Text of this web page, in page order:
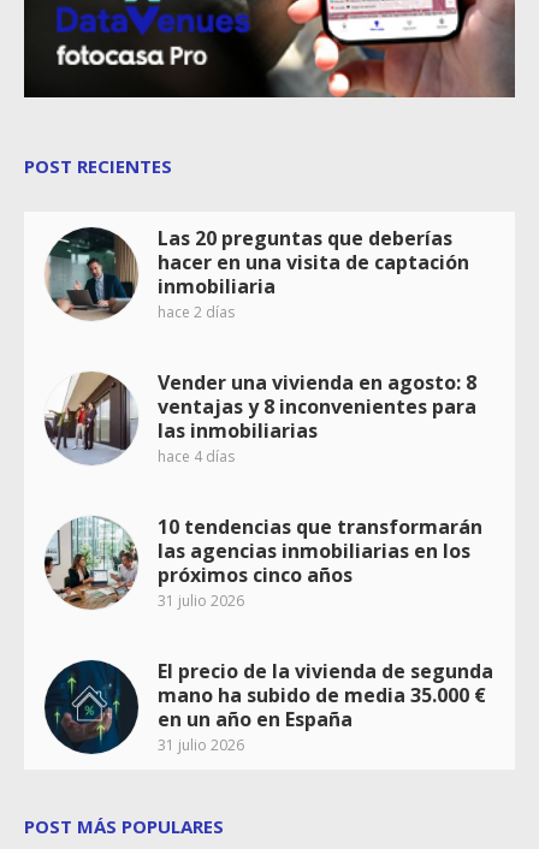
POST RECIENTES
Las 20 preguntas que deberías
hacer en una visita de captación
inmobiliaria
hace 2 días
Vender una vivienda en agosto: 8
ventajas y 8 inconvenientes para
las inmobiliarias
hace 4 días
10 tendencias que transformarán
las agencias inmobiliarias en los
próximos cinco años
31 julio 2026
El precio de la vivienda de segunda
mano ha subido de media 35.000 €
en un año en España
31 julio 2026
POST MÁS POPULARES